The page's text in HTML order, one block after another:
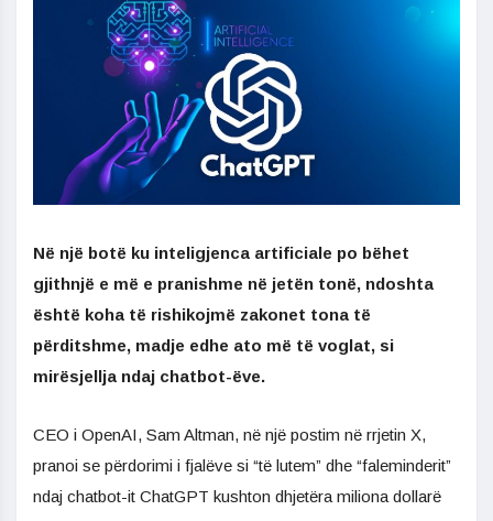
Në një botë ku inteligjenca artificiale po bëhet
gjithnjë e më e pranishme në jetën tonë, ndoshta
është koha të rishikojmë zakonet tona të
përditshme, madje edhe ato më të voglat, si
mirësjellja ndaj chatbot-ëve.
CEO i OpenAI, Sam Altman, në një postim në rrjetin X,
pranoi se përdorimi i fjalëve si “të lutem” dhe “faleminderit”
ndaj chatbot-it ChatGPT kushton dhjetëra miliona dollarë